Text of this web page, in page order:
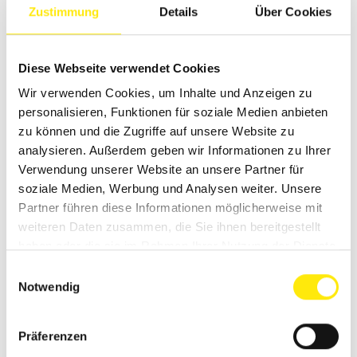
Zustimmung Details Über Cookies
Diese Webseite verwendet Cookies
Wir verwenden Cookies, um Inhalte und Anzeigen zu
personalisieren, Funktionen für soziale Medien anbieten
zu können und die Zugriffe auf unsere Website zu
analysieren. Außerdem geben wir Informationen zu Ihrer
Verwendung unserer Website an unsere Partner für
soziale Medien, Werbung und Analysen weiter. Unsere
Partner führen diese Informationen möglicherweise mit
weiteren Daten zusammen, die Sie ihnen bereitgestellt
Notwendig
Präferenzen
todernst:"Malle, wichtig: Es muss das Grau sein, das
beim Sonnenuntergang auf 'ner nassen Berliner
zu... naiv."Ich hab nurgeblockquoted
genommen, der haltgrauwar. Die haben's nicht
gemerkt.Plot-Twist!Weil: Für die sind alle 14
Grautöne halt... grau.
💀DAS ENDE IST IMMER
DASSELBE...
Das Schlimmste kommt aber immer am Schluss. Egal,
wie krass der Farbton, wie perfekt die Kante, wie
sauber der Job:
Stehst du in der Tür, mit Pinsel und Lappen, fix und
fertig. 💸 Du nennst den Preis.
Der Kunde guckt dich